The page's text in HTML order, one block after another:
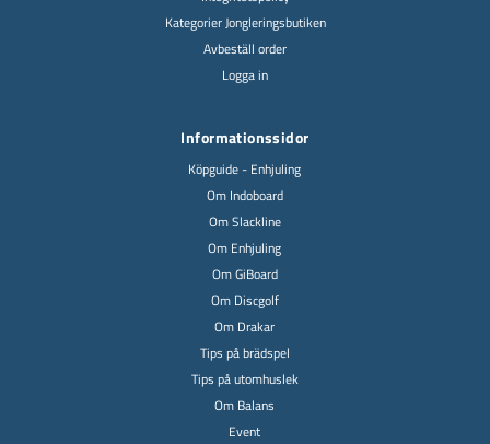
Kategorier Jongleringsbutiken
Avbeställ order
Logga in
Informationssidor
Köpguide - Enhjuling
Om Indoboard
Om Slackline
Om Enhjuling
Om GiBoard
Om Discgolf
Om Drakar
Tips på brädspel
Tips på utomhuslek
Om Balans
Event